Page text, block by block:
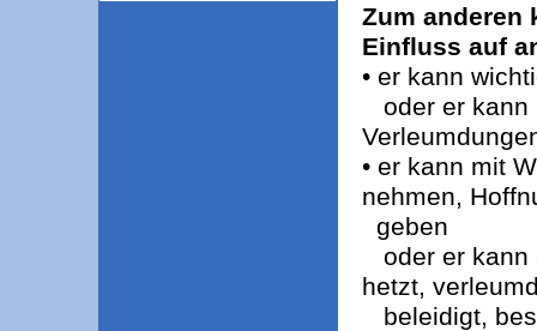
Zum anderen
Einfluss auf
• er kann
oder er kann
• er kann mit
nehmen,
geben
oder er kann
hetzt,
beleidigt,